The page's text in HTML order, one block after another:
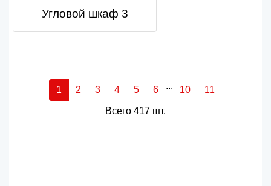
Угловой шкаф 3
1 2 3 4 5 6 ... 10 11
Всего 417 шт.